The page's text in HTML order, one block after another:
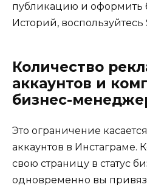
публикацию и оформить
Историй,
Количество
аккаунтов и
бизнес-
Это ограничение
аккаунтов в Инстаграме.
свою страницу в статус
одновременно вы